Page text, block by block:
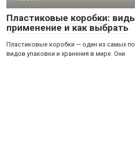
Пластиковые коробки:
применение и как выбрать
Пластиковые коробки — один из самых
видов упаковки и хранения в мире. Они